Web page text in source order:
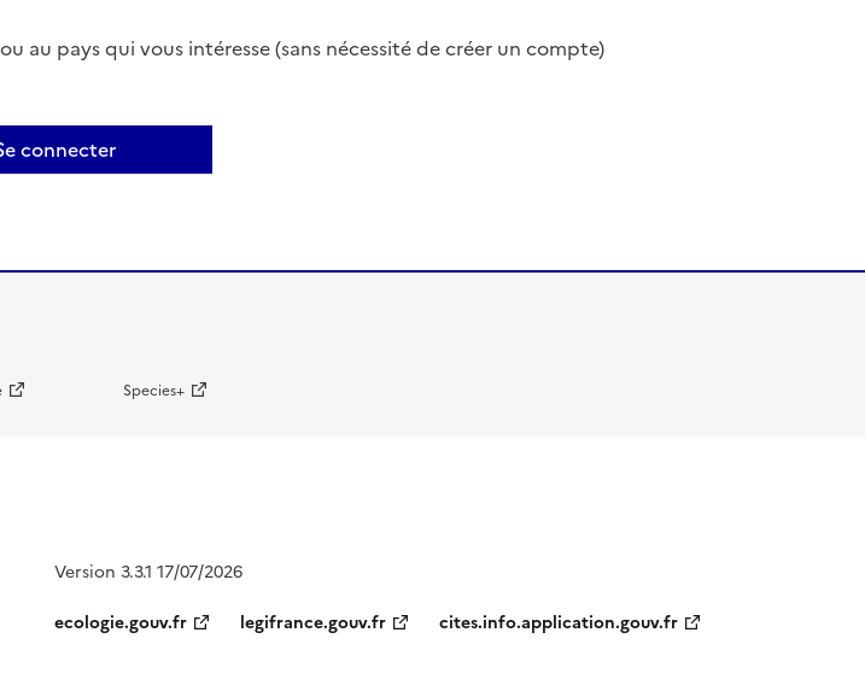
au pays qui vous intéresse (sans nécessité de créer un compte)
connecter
Species+
Version 3.3.1 17/07/2026
ecologie.gouv.fr
legifrance.gouv.fr cites.info.application.gouv.fr